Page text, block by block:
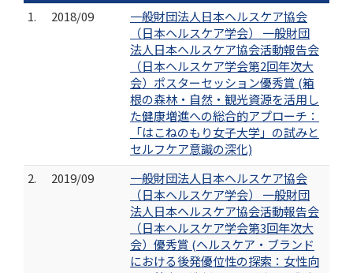
1.
2018/09
一般財団法人日本ヘルスケア協会
（日本ヘルスケア学会） 一般財団
法人日本ヘルスケア協会活動報告会
（日本ヘルスケア学会第2回年次大
会）ポスターセッション優秀賞 (箱
根の森林・自然・観光資源を活用し
た健康増進への総合的アプローチ：
「はこねのもり女子大学」の試みと
セルフケア意識の深化)
2.
2019/09
一般財団法人日本ヘルスケア協会
（日本ヘルスケア学会） 一般財団
法人日本ヘルスケア協会活動報告会
（日本ヘルスケア学会第3回年次大
会）優秀賞 (ヘルスケア・ブランド
における後発優位性の探索：女性向